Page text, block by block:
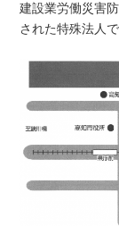
建設業労働災害
された特殊法人